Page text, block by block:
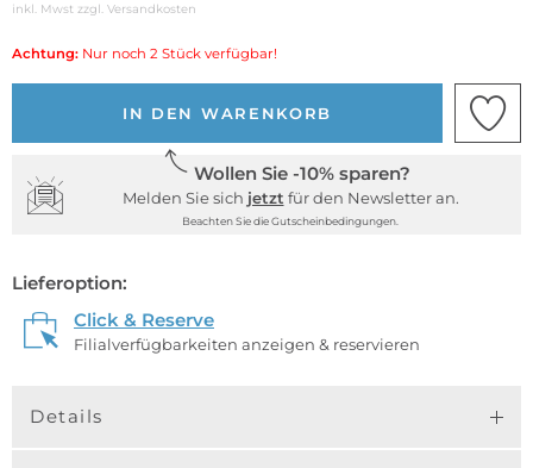
inkl. Mwst zzgl. Versandkosten
Achtung: Nur noch 2 Stück verfügbar!
IN DEN WARENKORB
Wollen Sie -10% sparen?
Melden Sie sich jetzt für den Newsletter an.
Beachten Sie die Gutscheinbedingungen.
Lieferoption:
Click & Reserve
Filialverfügbarkeiten anzeigen & reservieren
Details